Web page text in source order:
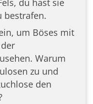
du hast sie
bestrafen.
um Böses mit
Warum
zu und
den